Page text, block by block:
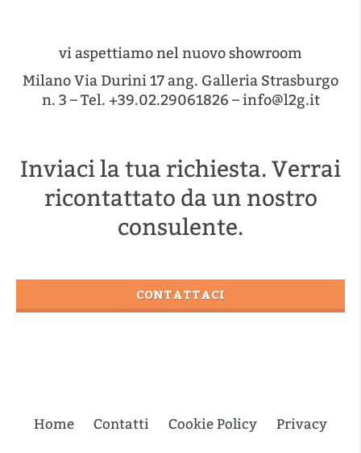
vi aspettiamo nel nuovo showroom
Milano Via Durini 17 ang. Galleria Strasburgo
n. 3 – Tel. +39.02.29061826 – info@l2g.it
Inviaci la tua richiesta. Verrai
ricontattato da un nostro
consulente.
CONTATTACI
Home Contatti Cookie Policy Privacy